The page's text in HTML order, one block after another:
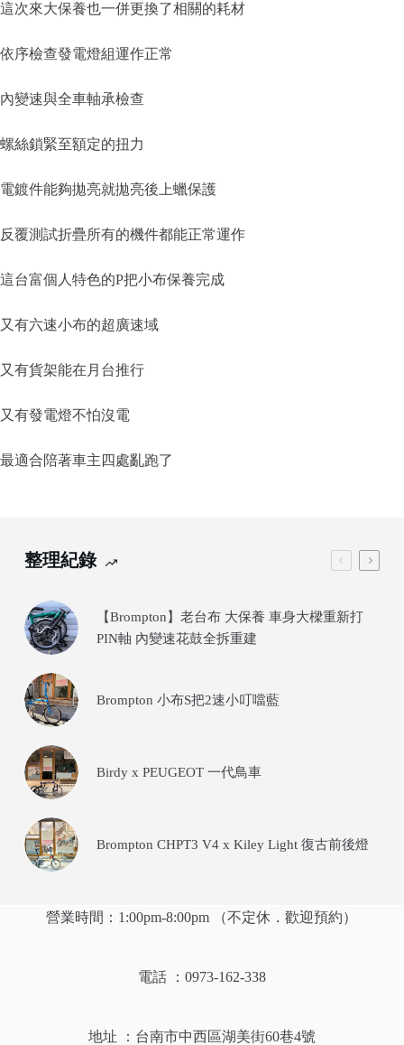
這次來大保養也一併更換了相關的耗材
依序檢查發電燈組運作正常
內變速與全車軸承檢查
螺絲鎖緊至額定的扭力
電鍍件能夠拋亮就拋亮後上蠟保護
反覆測試折疊所有的機件都能正常運作
這台富個人特色的P把小布保養完成
又有六速小布的超廣速域
又有貨架能在月台推行
又有發電燈不怕沒電
最適合陪著車主四處亂跑了
整理紀錄
【Brompton】老台布 大保養 車身大樑重新打
PIN軸 內變速花鼓全拆重建
Brompton 小布S把2速小叮噹藍
Birdy x PEUGEOT 一代鳥車
Brompton CHPT3 V4 x Kiley Light 復古前後燈
營業時間：1:00pm-8:00pm （不定休．歡迎預約）
電話 ：0973-162-338
地址 ： 台南市中西區湖美街60巷4號